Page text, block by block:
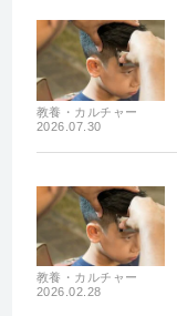
教養・カルチャー
2026.07.30
教養・カルチャー
2026.02.28